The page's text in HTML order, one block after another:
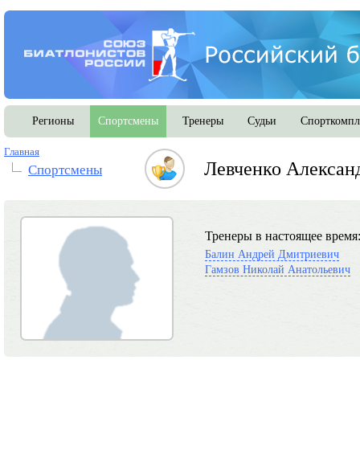
Регионы Спортсмены Тренеры Судьи
Главная
Спортсмены Левченко
Тренеры в настоящее время:
Балин Андрей Дмитриевич
Гамзов Николай Анатольевич